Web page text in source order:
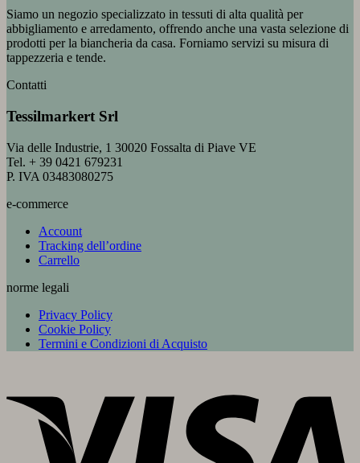
Siamo un negozio specializzato in tessuti di alta qualità per
abbigliamento e arredamento, offrendo anche una vasta selezione di
prodotti per la biancheria da casa. Forniamo servizi su misura di
tappezzeria e tende.
Contatti
Tessilmarkert Srl
Via delle Industrie, 1 30020 Fossalta di Piave VE
Tel. + 39 0421 679231
P. IVA 03483080275
e-commerce
Account
Tracking dell’ordine
Carrello
norme legali
Privacy Policy
Cookie Policy
Termini e Condizioni di Acquisto